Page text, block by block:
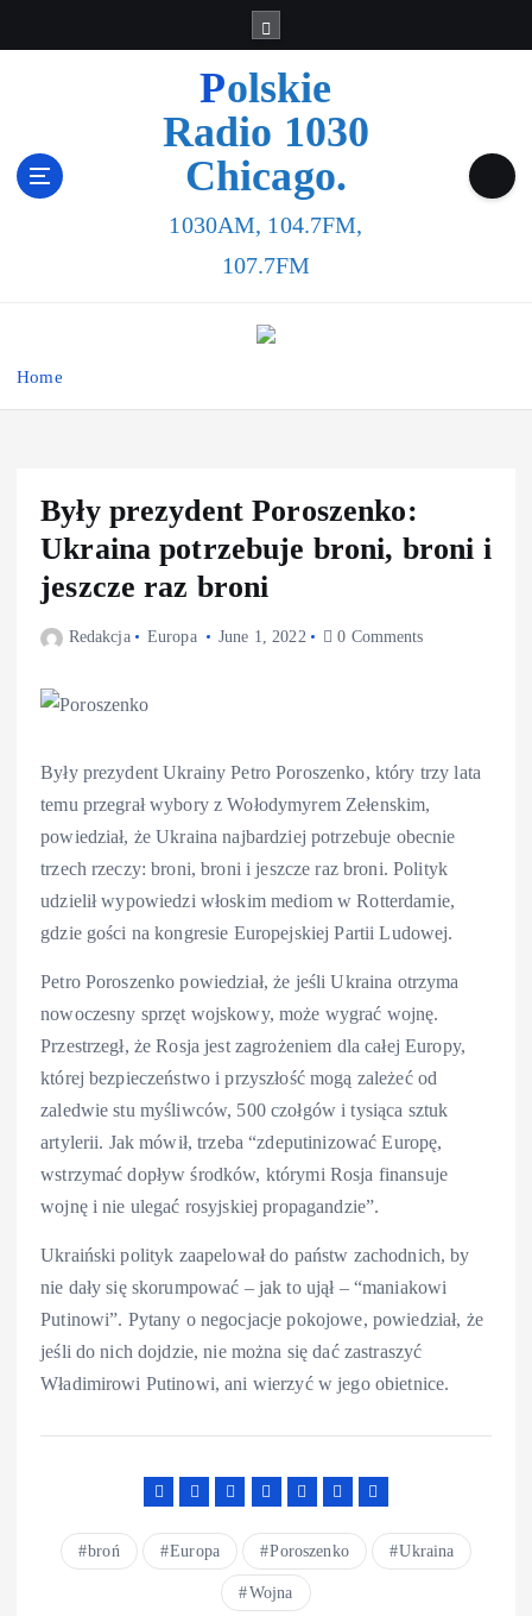
Polskie
Radio 1030
Chicago.
1030AM, 104.7FM,
107.7FM
Home
Były prezydent Poroszenko:
Ukraina potrzebuje broni, broni i
jeszcze raz broni
Redakcja Europa June 1, 2022 0 Comments
Były prezydent Ukrainy Petro Poroszenko, który trzy lata
temu przegrał wybory z Wołodymyrem Zełenskim,
powiedział, że Ukraina najbardziej potrzebuje obecnie
trzech rzeczy: broni, broni i jeszcze raz broni. Polityk
udzielił wypowiedzi włoskim mediom w Rotterdamie,
gdzie gości na kongresie Europejskiej Partii Ludowej.
Petro Poroszenko powiedział, że jeśli Ukraina otrzyma
nowoczesny sprzęt wojskowy, może wygrać wojnę.
Przestrzegł, że Rosja jest zagrożeniem dla całej Europy,
której bezpieczeństwo i przyszłość mogą zależeć od
zaledwie stu myśliwców, 500 czołgów i tysiąca sztuk
artylerii. Jak mówił, trzeba “zdeputinizować Europę,
wstrzymać dopływ środków, którymi Rosja finansuje
wojnę i nie ulegać rosyjskiej propagandzie”.
Ukraiński polityk zaapelował do państw zachodnich, by
nie dały się skorumpować – jak to ujął – “maniakowi
Putinowi”. Pytany o negocjacje pokojowe, powiedział, że
jeśli do nich dojdzie, nie można się dać zastraszyć
Władimirowi Putinowi, ani wierzyć w jego obietnice.
broń Europa Poroszenko Ukraina
Wojna